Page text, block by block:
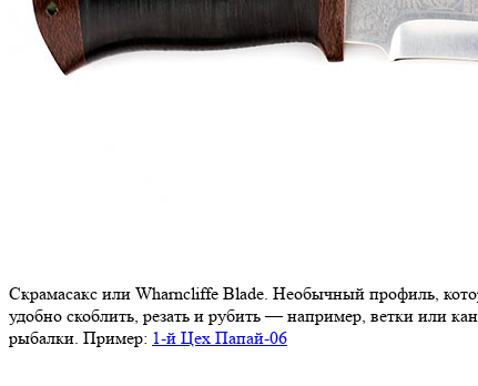
Скрамасакс или Wharncliffe Blade. Необычный профиль,
удобно скоблить, резать и рубить — например, ветки или
рыбалки. Пример: 1-й Цех Папай-06